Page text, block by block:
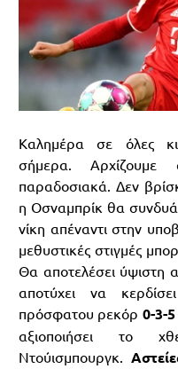
Καλημέρα σε όλες
σήμερα. Αρχίζουμε
παραδοσιακά. Δεν
η Οσναμπρίκ θα
νίκη απέναντι στην
μεθυστικές στιγμές
Θα αποτελέσει ύψιστη
αποτύχει να
πρόσφατου ρεκόρ 0-3-5
αξιοποιήσει το
Ντούισμπουργκ.